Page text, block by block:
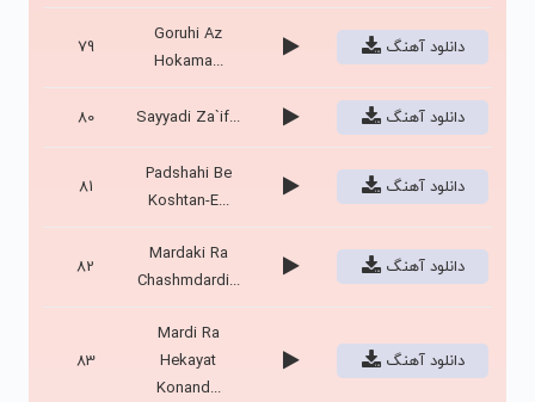
79
Goruhi Az
Hokama...
دانلود آهنگ
80 Sayyadi Za`if... دانلود آهنگ
81
Padshahi Be
Koshtan-E...
دانلود آهنگ
82
Mardaki Ra
Chashmdardi...
دانلود آهنگ
83
Mardi Ra
Hekayat
Konand...
دانلود آهنگ